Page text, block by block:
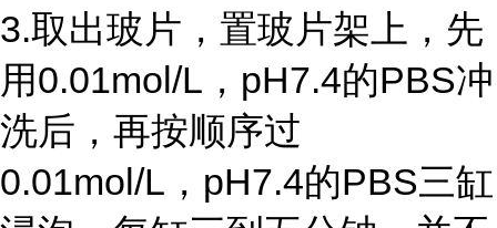
3.取出玻片，置玻片架上，先
用0.01mol/L，pH7.4的PBS冲
洗后，再按顺序过
0.01mol/L，pH7.4的PBS三缸